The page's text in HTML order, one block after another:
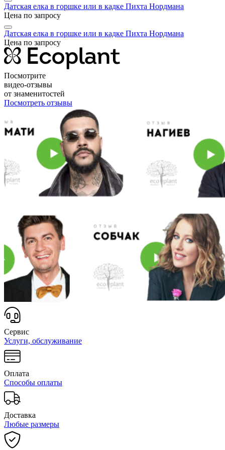
Датская елка в горшке или в кадке Пихта Нордмана
Цена по запросу
Датская елка в горшке или в кадке Пихта Нордмана
Цена по запросу
Посмотрите
видео-отзывы
от знаменитостей
Посмотреть отзывы
Сервис
Услуги, обслуживание
Оплата
Способы оплаты
Доставка
Любые размеры